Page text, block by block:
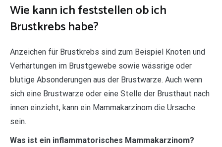
Wie kann ich feststellen ob ich
Brustkrebs habe?
Anzeichen für Brustkrebs sind zum Beispiel Knoten und
Verhärtungen im Brustgewebe sowie wässrige oder
blutige Absonderungen aus der Brustwarze. Auch wenn
sich eine Brustwarze oder eine Stelle der Brusthaut nach
innen einzieht, kann ein Mammakarzinom die Ursache
sein.
Was ist ein inflammatorisches Mammakarzinom?